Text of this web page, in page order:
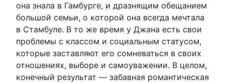
она знала в Гамбурге, и дразнящим обещанием
большой семьи, о которой она всегда мечтала
в Стамбуле. В то же время у Джана есть свои
проблемы с классом и социальным статусом,
которые заставляют его сомневаться в своих
отношениях, выборе и самоуважении. В целом,
конечный результат — забавная романтическая